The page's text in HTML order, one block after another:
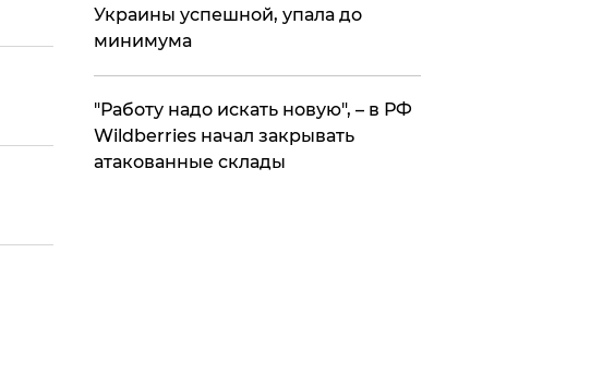
Украины успешной, упала до
минимума
"Работу надо искать новую", – в РФ
Wildberries начал закрывать
атакованные склады